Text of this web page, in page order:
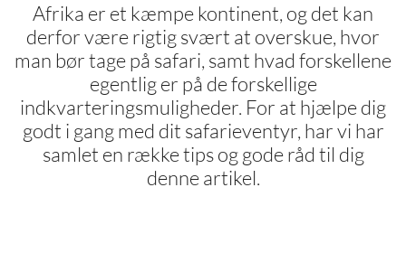
Afrika er et kæmpe kontinent, og det kan
derfor være rigtig svært at overskue, hvor
man bør tage på safari, samt hvad forskellene
egentlig er på de forskellige
indkvarteringsmuligheder. For at hjælpe dig
godt i gang med dit safarieventyr, har vi har
samlet en række tips og gode råd til dig
denne artikel.